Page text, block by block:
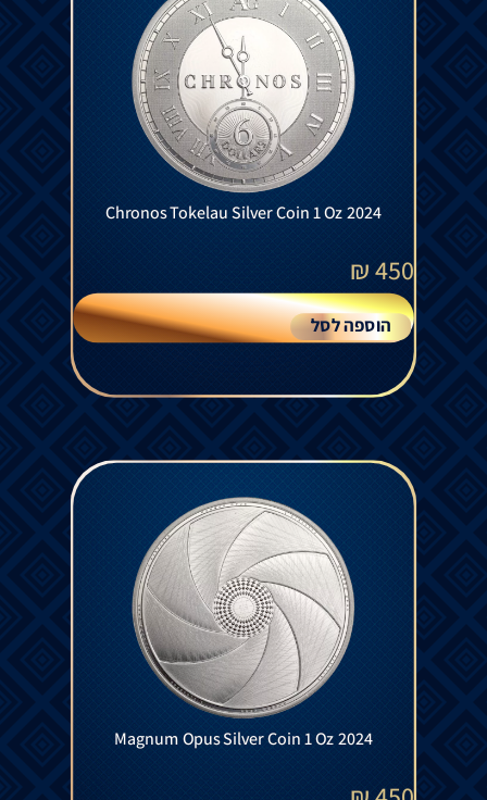
Chronos Tokelau Silver Coin 1 Oz 2024
450
₪
הוספה לסל
Magnum Opus Silver Coin 1 Oz 2024